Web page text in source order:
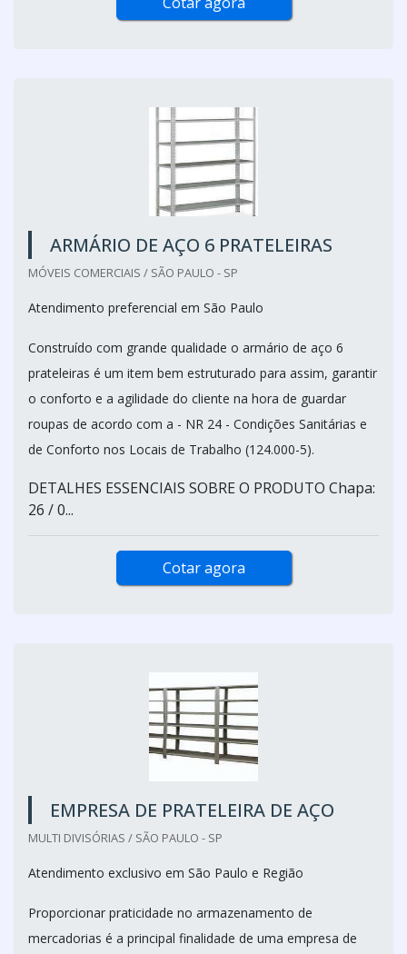
ARMÁRIO DE AÇO 6 PRATELEIRAS
MÓVEIS COMERCIAIS / SÃO PAULO - SP
Atendimento preferencial em São Paulo
Construído com grande qualidade o armário de aço 6
prateleiras é um item bem estruturado para assim, garantir
o conforto e a agilidade do cliente na hora de guardar
roupas de acordo com a - NR 24 - Condições Sanitárias e
de Conforto nos Locais de Trabalho (124.000-5).
DETALHES ESSENCIAIS SOBRE O PRODUTO Chapa:
26 / 0...
Cotar agora
EMPRESA DE PRATELEIRA DE AÇO
MULTI DIVISÓRIAS / SÃO PAULO - SP
Atendimento exclusivo em São Paulo e Região
Proporcionar praticidade no armazenamento de
mercadorias é a principal finalidade de uma empresa de